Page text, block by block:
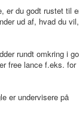
er du godt rustet til
ud af, hvad du
rundt omkring i
free lance f.eks. for
er undervisere på